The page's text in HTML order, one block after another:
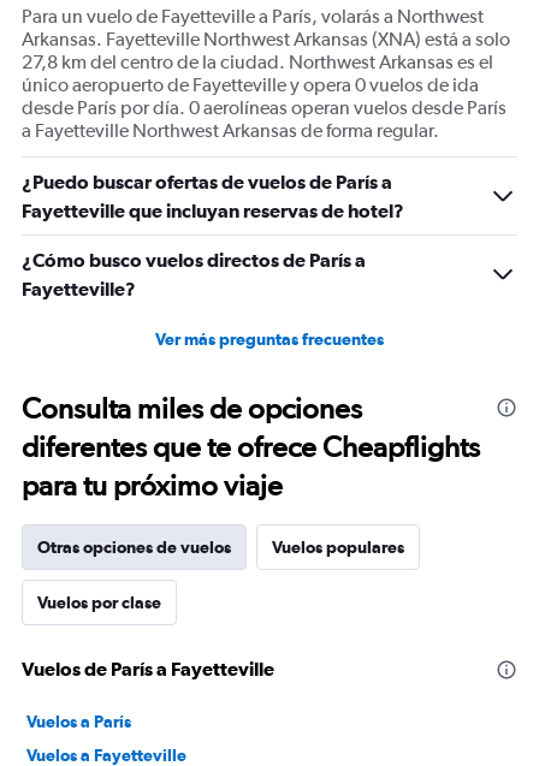
Para un vuelo de Fayetteville a París, volarás a Northwest
Arkansas. Fayetteville Northwest Arkansas (XNA) está a solo
27,8 km del centro de la ciudad. Northwest Arkansas es el
único aeropuerto de Fayetteville y opera 0 vuelos de ida
desde París por día. 0 aerolíneas operan vuelos desde París
a Fayetteville Northwest Arkansas de forma regular.
¿Puedo buscar ofertas de vuelos de París a
Fayetteville que incluyan reservas de hotel?
¿Cómo busco vuelos directos de París a
Fayetteville?
Ver más preguntas frecuentes
Consulta miles de opciones
diferentes que te ofrece Cheapflights
para tu próximo viaje
Otras opciones de vuelos Vuelos populares
Vuelos por clase
Vuelos de París a Fayetteville
Vuelos a París
Vuelos a Fayetteville